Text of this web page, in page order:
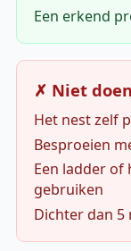
Een erkend
✗ Niet doen
Het nest zelf
Besproeien
Een ladder of
gebruiken
Dichter dan 5